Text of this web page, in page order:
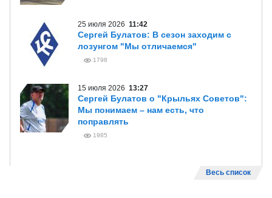
25 июля 2026 11:42
Сергей Булатов: В сезон заходим с
лозунгом "Мы отличаемся"
1798
15 июля 2026 13:27
Сергей Булатов о "Крыльях Советов":
Мы понимаем – нам есть, что
поправлять
1985
Весь список